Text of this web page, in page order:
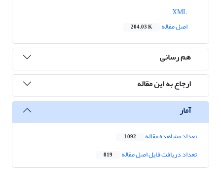
اصل مقاله
204.03 K
هم رسانی
ارجاع به این مقاله
آمار
تعداد مشاهده مقاله 1,092
تعداد دریافت فایل اصل مقاله 819